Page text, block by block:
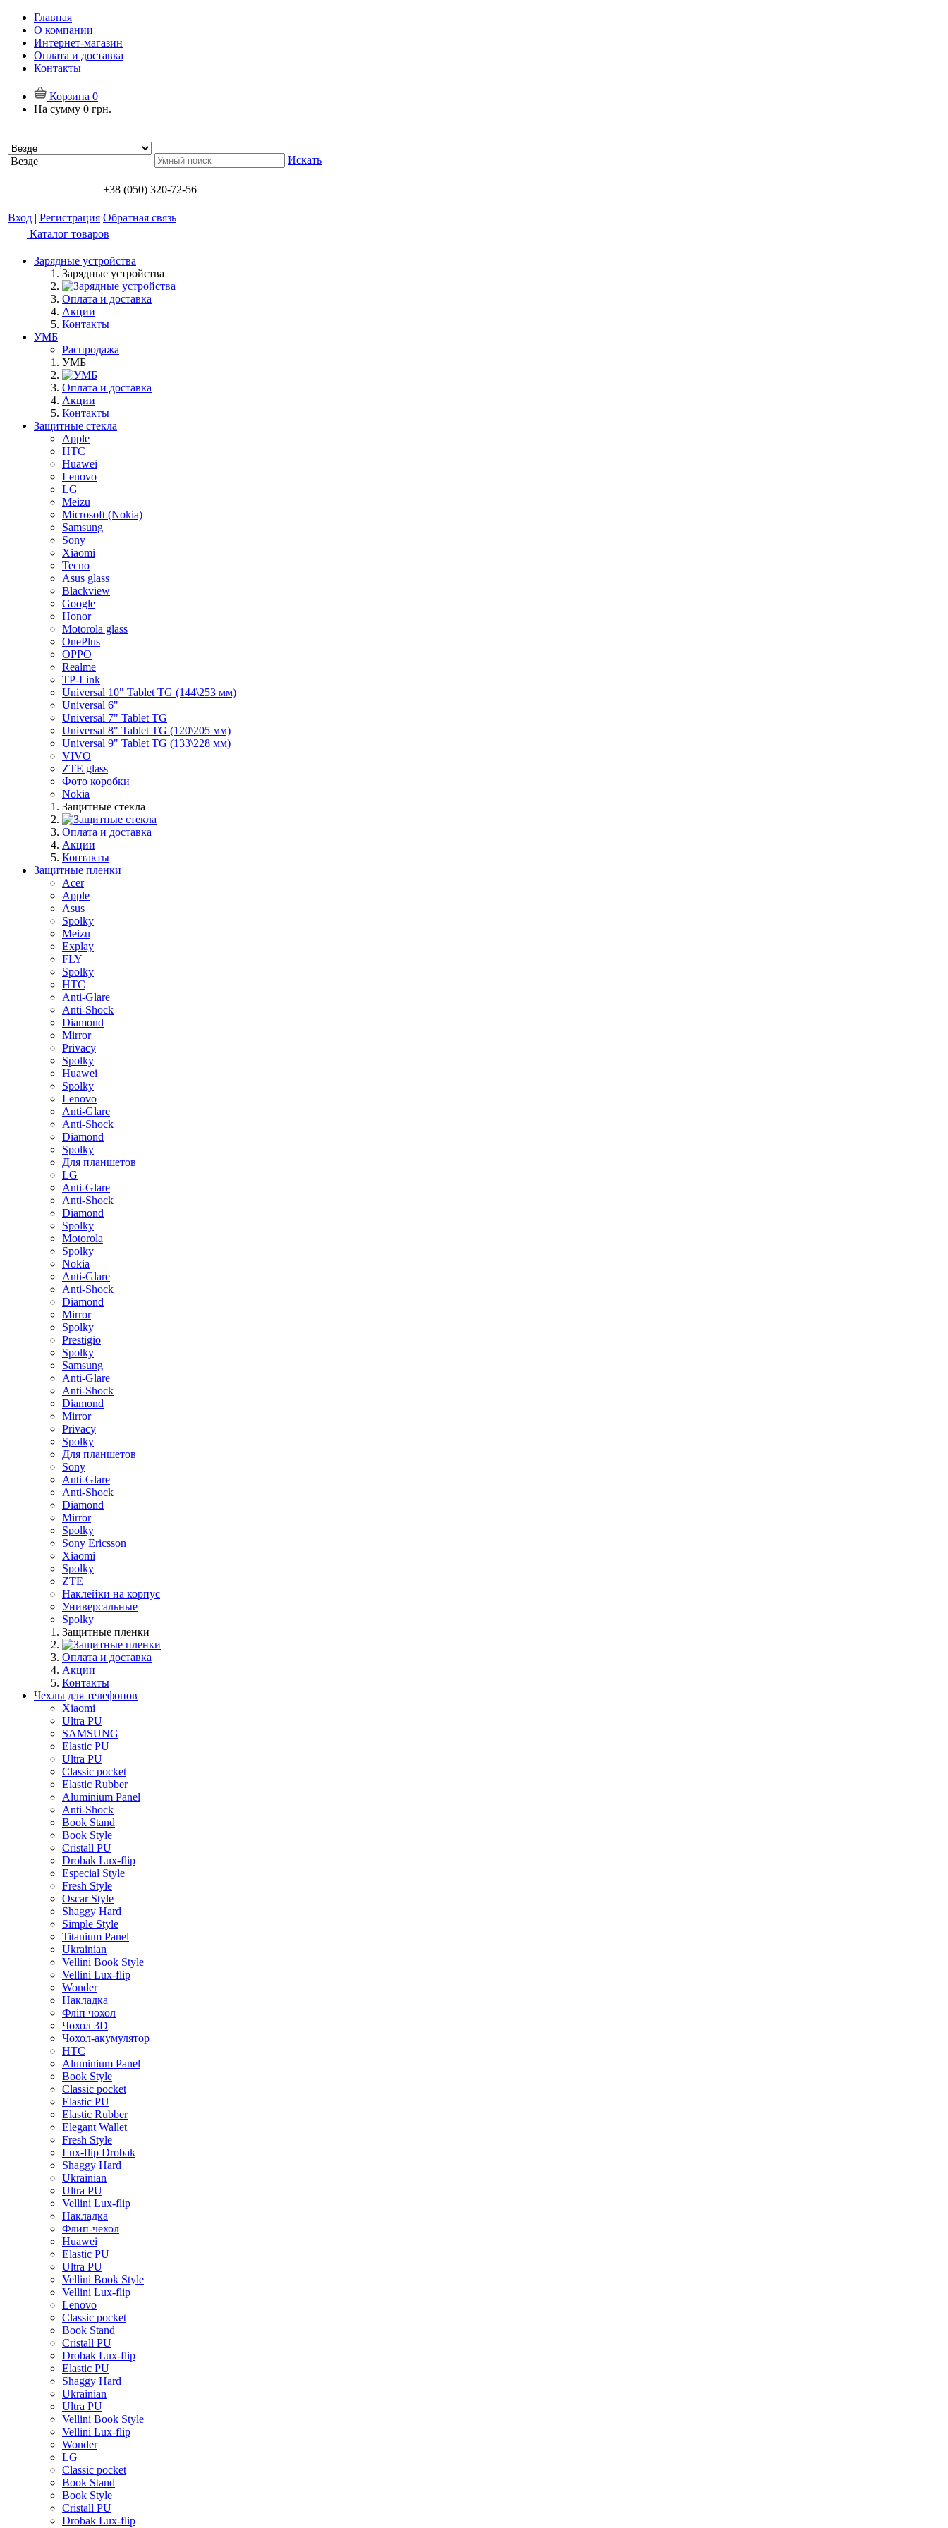
Главная
О компании
Интернет-магазин
Оплата и доставка
Контакты
Корзина 0
На сумму 0 грн.
Везде Искать
+38 (050) 320-72-56
Вход | Регистрация Обратная связь
Каталог товаров
Зарядные устройства
Зарядные устройства
Оплата и доставка
Акции
Контакты
УМБ
Распродажа
УМБ
Оплата и доставка
Акции
Контакты
Защитные стекла
Apple
HTC
Huawei
Lenovo
LG
Meizu
Microsoft (Nokia)
Samsung
Sony
Xiaomi
Tecno
Asus glass
Blackview
Google
Honor
Motorola glass
OnePlus
OPPO
Realme
TP-Link
Universal 10" Tablet TG (144\253 мм)
Universal 6"
Universal 7" Tablet TG
Universal 8" Tablet TG (120\205 мм)
Universal 9" Tablet TG (133\228 мм)
VIVO
ZTE glass
Фото коробки
Nokia
Защитные стекла
Оплата и доставка
Акции
Контакты
Защитные пленки
Acer
Apple
Asus
Spolky
Meizu
Explay
FLY
Spolky
HTC
Anti-Glare
Anti-Shock
Diamond
Mirror
Privacy
Spolky
Huawei
Spolky
Lenovo
Anti-Glare
Anti-Shock
Diamond
Spolky
Для планшетов
LG
Anti-Glare
Anti-Shock
Diamond
Spolky
Motorola
Spolky
Nokia
Anti-Glare
Anti-Shock
Diamond
Mirror
Spolky
Prestigio
Spolky
Samsung
Anti-Glare
Anti-Shock
Diamond
Mirror
Privacy
Spolky
Для планшетов
Sony
Anti-Glare
Anti-Shock
Diamond
Mirror
Spolky
Sony Ericsson
Xiaomi
Spolky
ZTE
Наклейки на корпус
Универсальные
Spolky
Защитные пленки
Оплата и доставка
Акции
Контакты
Чехлы для телефонов
Xiaomi
Ultra PU
SAMSUNG
Elastic PU
Ultra PU
Classic pocket
Elastic Rubber
Aluminium Panel
Anti-Shock
Book Stand
Book Style
Cristall PU
Drobak Lux-flip
Especial Style
Fresh Style
Oscar Style
Shaggy Hard
Simple Style
Titanium Panel
Ukrainian
Vellini Book Style
Vellini Lux-flip
Wonder
Накладка
Фліп чохол
Чохол 3D
Чохол-акумулятор
HTC
Aluminium Panel
Book Style
Classic pocket
Elastic PU
Elastic Rubber
Elegant Wallet
Fresh Style
Lux-flip Drobak
Shaggy Hard
Ukrainian
Ultra PU
Vellini Lux-flip
Накладка
Флип-чехол
Huawei
Elastic PU
Ultra PU
Vellini Book Style
Vellini Lux-flip
Lenovo
Classic pocket
Book Stand
Cristall PU
Drobak Lux-flip
Elastic PU
Shaggy Hard
Ukrainian
Ultra PU
Vellini Book Style
Vellini Lux-flip
Wonder
LG
Classic pocket
Book Stand
Book Style
Cristall PU
Drobak Lux-flip